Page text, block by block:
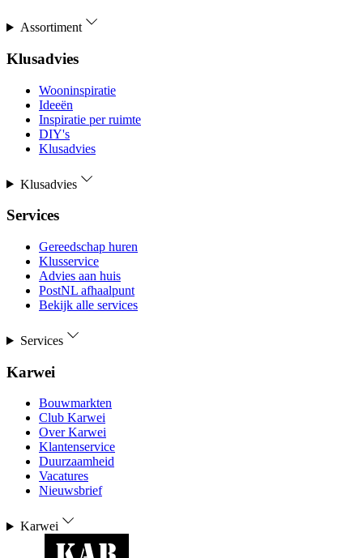
Assortiment
Klusadvies
Wooninspiratie
Ideeën
Inspiratie per ruimte
DIY's
Klusadvies
Klusadvies
Services
Gereedschap huren
Klusservice
Advies aan huis
PostNL afhaalpunt
Bekijk alle services
Services
Karwei
Bouwmarkten
Club Karwei
Over Karwei
Klantenservice
Duurzaamheid
Vacatures
Nieuwsbrief
Karwei